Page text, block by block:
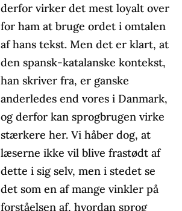
derfor virker det mest loyalt over
for ham at bruge ordet i omtalen
af hans tekst. Men det er klart, at
den spansk-katalanske kontekst,
han skriver fra, er ganske
anderledes end vores i Danmark,
og derfor kan sprogbrugen virke
stærkere her. Vi håber dog, at
læserne ikke vil blive frastødt af
dette i sig selv, men i stedet se
det som en af mange vinkler på
forståelsen af, hvordan sprog